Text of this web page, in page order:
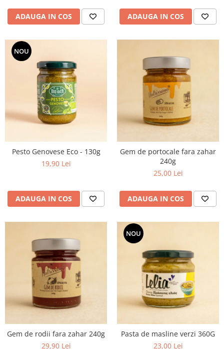
ADAUGA IN COS ADAUGA IN COS
NOU
Pesto Genovese Eco - 130g
19,90 Lei
ADAUGA IN COS
Gem de portocale fara zahar
240g
25,00 Lei
ADAUGA IN COS
Gem de rodii fara zahar 240g
29,90 Lei
NOU
Pasta de masline verzi 360G
23,00 Lei